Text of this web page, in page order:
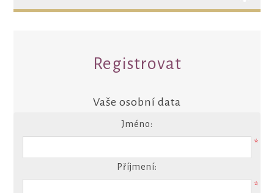
Registrovat
Vaše osobní data
Jméno:
*
Příjmení:
*